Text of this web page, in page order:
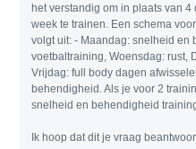
het verstandig om in plaats van
week te trainen. Een schema
volgt uit: - Maandag: snelheid en
voetbaltraining, Woensdag: rust,
Vrijdag: full body dagen
behendigheid. Als je voor 2
snelheid en behendigheid
Ik hoop dat dit je vraag